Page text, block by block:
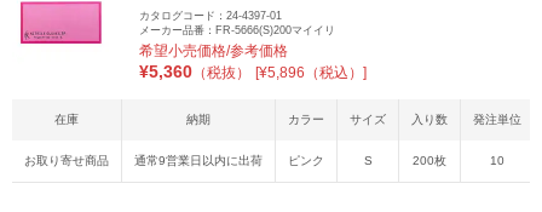
カタログコード：24-4397-01
メーカー品番：FR-5666(S)200マイイリ
希望小売価格/参考価格
¥5,360 （税抜） [¥5,896（税込）]
在庫 納期 カラー サイズ 入り数 発注単位
お取り寄せ商品 通常9営業日以内に出荷 ピンク S 200枚 10